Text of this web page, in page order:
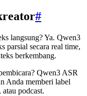
#
langsung? Ya. Qwen3
parsial secara real time,
berkembang.
Qwen3 ASR
Anda memberi label
podcast.